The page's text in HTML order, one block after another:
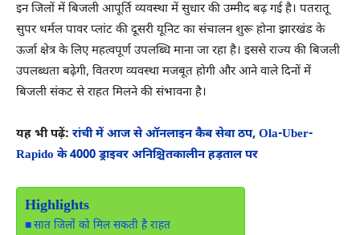
इन जिलों में बिजली आपूर्ति व्यवस्था में सुधार की उम्मीद बढ़ गई है। पतरातू
सुपर थर्मल पावर प्लांट की दूसरी यूनिट का संचालन शुरू होना झारखंड के
ऊर्जा क्षेत्र के लिए महत्वपूर्ण उपलब्धि माना जा रहा है। इससे राज्य की बिजली
उपलब्धता बढ़ेगी, वितरण व्यवस्था मजबूत होगी और आने वाले दिनों में
बिजली संकट से राहत मिलने की संभावना है।
यह भी पढ़ें: रांची में आज से ऑनलाइन कैब सेवा ठप, Ola-Uber-
Rapido के 4000 ड्राइवर अनिश्चितकालीन हड़ताल पर
Highlights
सात जिलों को मिल सकती है राहत